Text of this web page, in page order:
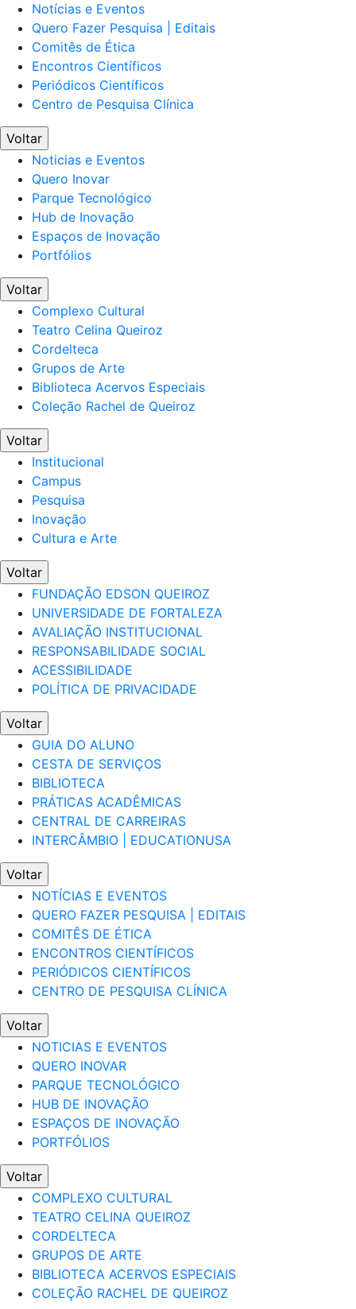
Notícias e Eventos
Quero Fazer Pesquisa | Editais
Comitês de Ética
Encontros Científicos
Periódicos Científicos
Centro de Pesquisa Clínica
Voltar
Noticias e Eventos
Quero Inovar
Parque Tecnológico
Hub de Inovação
Espaços de Inovação
Portfólios
Voltar
Complexo Cultural
Teatro Celina Queiroz
Cordelteca
Grupos de Arte
Biblioteca Acervos Especiais
Coleção Rachel de Queiroz
Voltar
Institucional
Campus
Pesquisa
Inovação
Cultura e Arte
Voltar
FUNDAÇÃO EDSON QUEIROZ
UNIVERSIDADE DE FORTALEZA
AVALIAÇÃO INSTITUCIONAL
RESPONSABILIDADE SOCIAL
ACESSIBILIDADE
POLÍTICA DE PRIVACIDADE
Voltar
GUIA DO ALUNO
CESTA DE SERVIÇOS
BIBLIOTECA
PRÁTICAS ACADÊMICAS
CENTRAL DE CARREIRAS
INTERCÂMBIO | EDUCATIONUSA
Voltar
NOTÍCIAS E EVENTOS
QUERO FAZER PESQUISA | EDITAIS
COMITÊS DE ÉTICA
ENCONTROS CIENTÍFICOS
PERIÓDICOS CIENTÍFICOS
CENTRO DE PESQUISA CLÍNICA
Voltar
NOTICIAS E EVENTOS
QUERO INOVAR
PARQUE TECNOLÓGICO
HUB DE INOVAÇÃO
ESPAÇOS DE INOVAÇÃO
PORTFÓLIOS
Voltar
COMPLEXO CULTURAL
TEATRO CELINA QUEIROZ
CORDELTECA
GRUPOS DE ARTE
BIBLIOTECA ACERVOS ESPECIAIS
COLEÇÃO RACHEL DE QUEIROZ